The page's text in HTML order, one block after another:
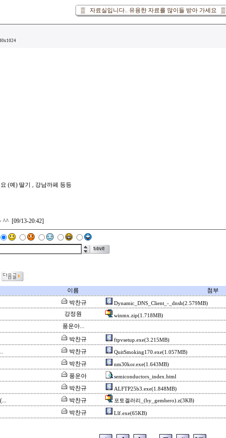
▒ 자료실입니다.. 유용한 자료를 많이들 받아 가세요 ▒
(예) 딸기 , 강남까페 등등
^^ [09/13-20:42]
이름 첨부
박찬규 Dynamic_DNS_Client_-_dnsh(2.579MB)
강정원 winmx.zip(1.718MB)
풍운아...
박찬규 ftpvsetup.exe(3.215MB)
박찬규 QuitSmoking170.exe(1.057MB)
박찬규 nm30kor.exe(1.643MB)
풍운아 semiconductors_index.html
박찬규 ALFTP25b3.exe(1.848MB)
박찬규 포토겔러리_(by_gemhero).z(3KB)
박찬규 Llf.exe(65KB)